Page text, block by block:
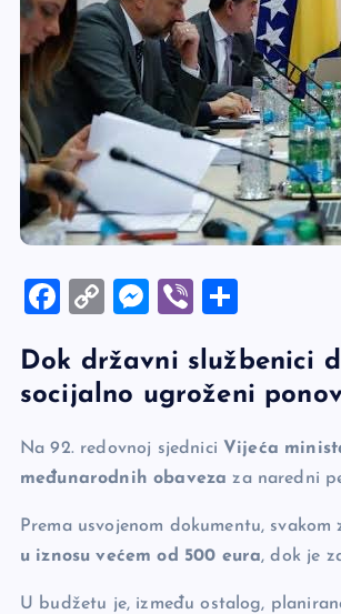
F
c
e
b
o
k
C
p
y
Li
n
M
se
n
g
er
Vi
er ar
e
Dok državni službenici
socijalno ugroženi
Na 92. redovnoj sjednici Vijeća
međunarodnih obaveza za naredni
Prema usvojenom dokumentu,
u iznosu većem od 500 eura, dok je
U budžetu je, između ostalog,